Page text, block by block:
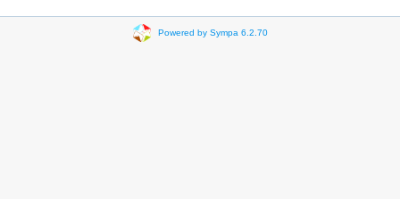
Powered by Sympa 6.2.70